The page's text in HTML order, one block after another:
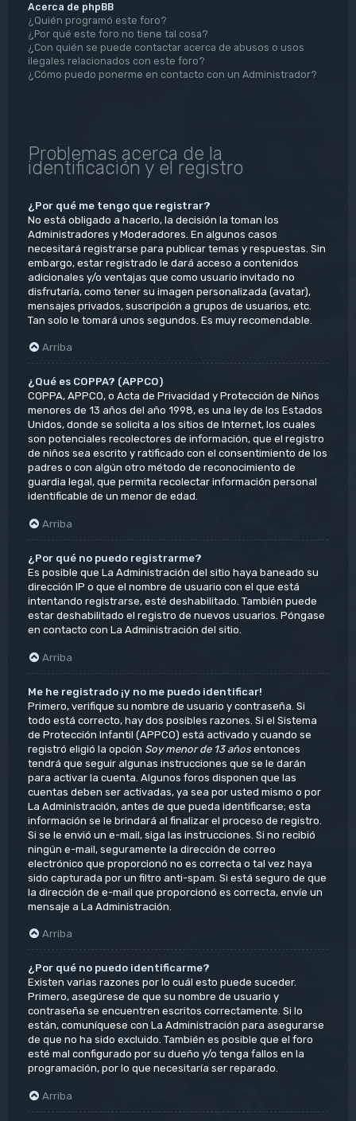
Acerca de phpBB
¿Quién programó este foro?
¿Por qué este foro no tiene tal cosa?
¿Con quién se puede contactar acerca de abusos o usos
ilegales relacionados con este foro?
¿Cómo puedo ponerme en contacto con un Administrador?
Problemas acerca de la
identificación y el registro
¿Por qué me tengo que registrar?
No está obligado a hacerlo, la decisión la toman los
Administradores y Moderadores. En algunos casos
necesitará registrarse para publicar temas y respuestas. Sin
embargo, estar registrado le dará acceso a contenidos
adicionales y/o ventajas que como usuario invitado no
disfrutaría, como tener su imagen personalizada (avatar),
mensajes privados, suscripción a grupos de usuarios, etc.
Tan solo le tomará unos segundos. Es muy recomendable.
Arriba
¿Qué es COPPA? (APPCO)
COPPA, APPCO, o Acta de Privacidad y Protección de Niños
menores de 13 años del año 1998, es una ley de los Estados
Unidos, donde se solicita a los sitios de Internet, los cuales
son potenciales recolectores de información, que el registro
de niños sea escrito y ratificado con el consentimiento de los
padres o con algún otro método de reconocimiento de
guardia legal, que permita recolectar información personal
identificable de un menor de edad.
Arriba
¿Por qué no puedo registrarme?
Es posible que La Administración del sitio haya baneado su
dirección IP o que el nombre de usuario con el que está
intentando registrarse, esté deshabilitado. También puede
estar deshabilitado el registro de nuevos usuarios. Póngase
en contacto con La Administración del sitio.
Arriba
Me he registrado ¡y no me puedo identificar!
Primero, verifique su nombre de usuario y contraseña. Si
todo está correcto, hay dos posibles razones. Si el Sistema
de Protección Infantil (APPCO) está activado y cuando se
registró eligió la opción Soy menor de 13 añosentonces
tendrá que seguir algunas instrucciones que se le darán
para activar la cuenta. Algunos foros disponen que las
cuentas deben ser activadas, ya sea por usted mismo o por
La Administración, antes de que pueda identificarse; esta
información se le brindará al finalizar el proceso de registro.
Si se le envió un e-mail, siga las instrucciones. Si no recibió
ningún e-mail, seguramente la dirección de correo
electrónico que proporcionó no es correcta o tal vez haya
sido capturada por un filtro anti-spam. Si está seguro de que
la dirección de e-mail que proporcionó es correcta, envíe un
mensaje a La Administración.
Arriba
¿Por qué no puedo identificarme?
Existen varias razones por lo cuál esto puede suceder.
Primero, asegúrese de que su nombre de usuario y
contraseña se encuentren escritos correctamente. Si lo
están, comuníquese con La Administración para asegurarse
de que no ha sido excluido. También es posible que el foro
esté mal configurado por su dueño y/o tenga fallos en la
programación, por lo que necesitaría ser reparado.
Arriba